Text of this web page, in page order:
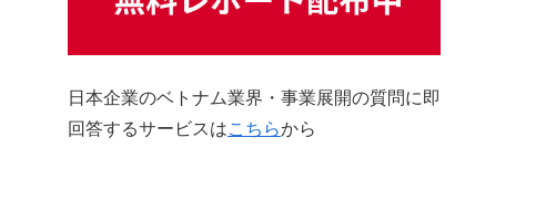
日本企業のベトナム業界・事業展開の質問に即
回答するサービスはこちらから